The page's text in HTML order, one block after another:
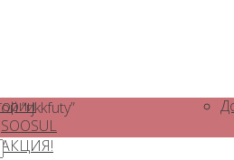
SOOSUL
АКЦИЯ!
“rjkkfuty”